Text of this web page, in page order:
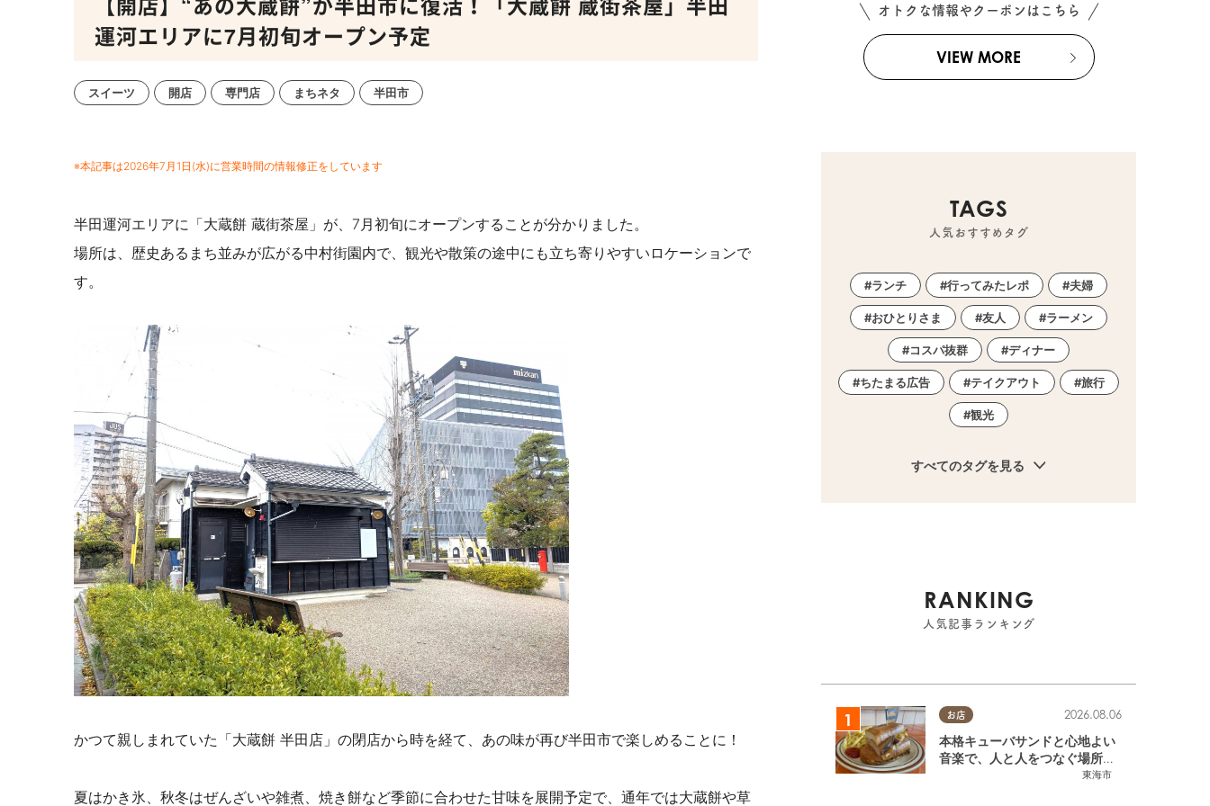
運河エリアに7月初旬オープン予定
スイーツ 開店 専門店 まちネタ 半田市
※本記事は2026年7月1日(水)に営業時間の情報修正をしています
半田運河エリアに「大蔵餅 蔵街茶屋」が、7月初旬にオープンすることが分かりました。
場所は、歴史あるまち並みが広がる中村街園内で、観光や散策の途中にも立ち寄りやすいロケーションで
す。
かつて親しまれていた「大蔵餅 半田店」の閉店から時を経て、あの味が再び半田市で楽しめることに！
夏はかき氷、秋冬はぜんざいや雑煮、焼き餅など季節に合わせた甘味を展開予定で、通年では大蔵餅や草
オトクな情報やクーポンはこちら
VIEW MORE
TAGS
人気おすすめタグ
ランチ 行ってみたレポ 夫婦
おひとりさま 友人 ラーメン
コスパ抜群 ディナー
ちたまる広告 テイクアウト 旅行
観光
すべてのタグを見る
RANKING
人気記事ランキング
お店
東海市
2026.08.06
本格キューバサンドと心地よい
音楽で、人と人をつなぐ場所。
東海市「JAMMIN'STANDHOU